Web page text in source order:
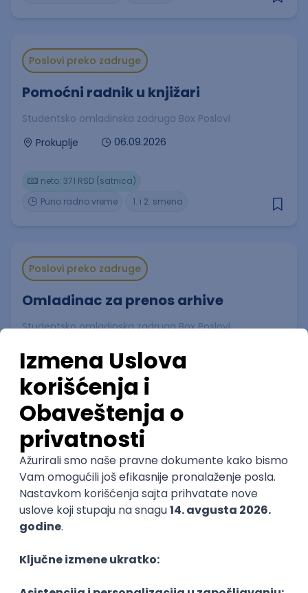
Poslovi preko zadruge
Pomoćni radnik u knjižari
Studentsko omladinska zadruga Box Poslovi
Prokuplje
06.09.2026
1. i 2. smena
Puno radno vreme
neto: 371 RSD (satnica)
Poslovi preko zadruge
Omladinac za prenos arhive
Studentsko omladinska zadruga Box Poslovi
20.08.2026
neto: 500 RSD (satnica)
Poslovi preko zadruge
Omladinac za rad u vešernici
Omladinska zadruga Nefertiti
neto: 400 RSD (satnica)